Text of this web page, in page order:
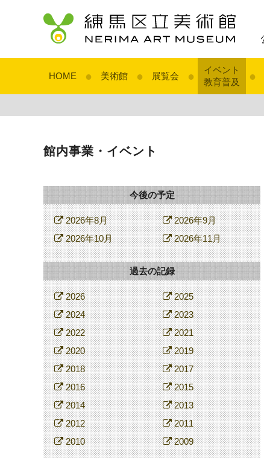
HOME ● 美術館 ● 展覧会 ●
イベント
教育普及
●
館内事業・イベント
今後の予定
2026年8月
2026年9月
2026年10月
2026年11月
過去の記録
2026
2025
2024
2023
2022
2021
2020
2019
2018
2017
2016
2015
2014
2013
2012
2011
2010
2009